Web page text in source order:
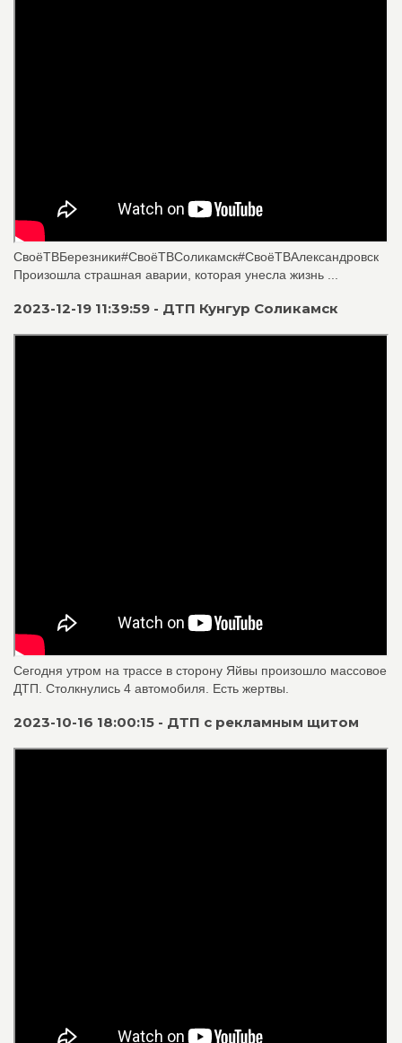
СвоёТВБерезники#СвоёТВСоликамск#СвоёТВАлександровск
Произошла страшная аварии, которая унесла жизнь ...
2023-12-19 11:39:59 - ДТП Кунгур Соликамск
Сегодня утром на трассе в сторону Яйвы произошло массовое
ДТП. Столкнулись 4 автомобиля. Есть жертвы.
2023-10-16 18:00:15 - ДТП с рекламным щитом